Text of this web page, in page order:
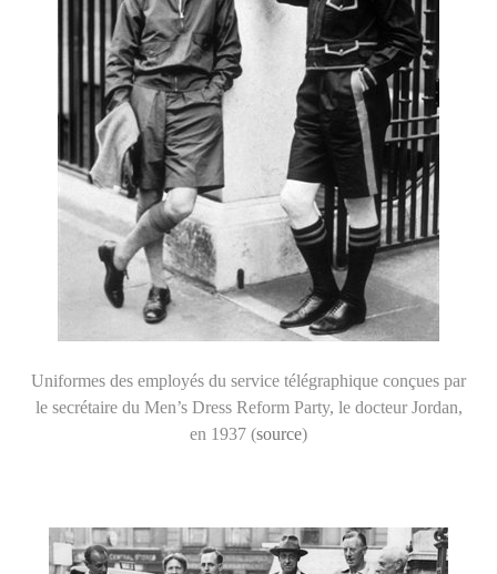
Uniformes des employés du service télégraphique conçues par
le secrétaire du Men’s Dress Reform Party, le docteur Jordan,
en 1937 (source)